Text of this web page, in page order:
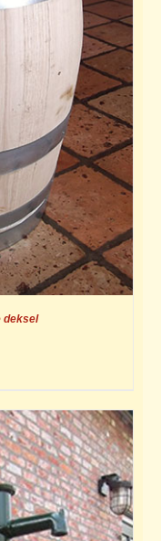
deksel